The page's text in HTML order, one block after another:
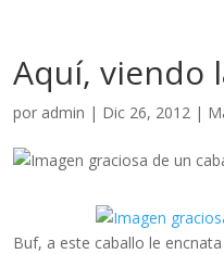
Aquí, viendo
por admin | Dic 26, 2012 |
Buf, a este caballo le